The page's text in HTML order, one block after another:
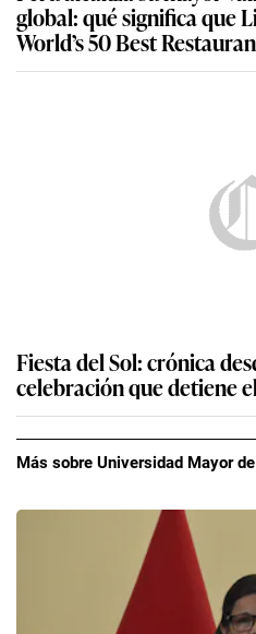
global: qué significa que
World’s 50 Best
Fiesta del Sol: crónica
celebración que detiene
Más sobre Universidad Mayor